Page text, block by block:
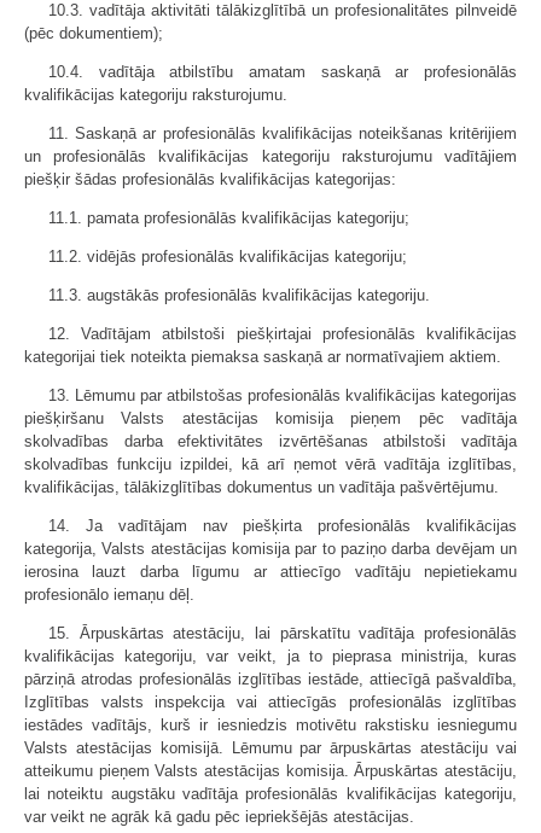
10.3. vadītāja aktivitāti tālākizglītībā un profesionalitātes pilnveidē
(pēc dokumentiem);
10.4. vadītāja atbilstību amatam saskaņā ar profesionālās
kvalifikācijas kategoriju raksturojumu.
11. Saskaņā ar profesionālās kvalifikācijas noteikšanas kritērijiem
un profesionālās kvalifikācijas kategoriju raksturojumu vadītājiem
piešķir šādas profesionālās kvalifikācijas kategorijas:
11.1. pamata profesionālās kvalifikācijas kategoriju;
11.2. vidējās profesionālās kvalifikācijas kategoriju;
11.3. augstākās profesionālās kvalifikācijas kategoriju.
12. Vadītājam atbilstoši piešķirtajai profesionālās kvalifikācijas
kategorijai tiek noteikta piemaksa saskaņā ar normatīvajiem aktiem.
13. Lēmumu par atbilstošas profesionālās kvalifikācijas kategorijas
piešķiršanu Valsts atestācijas komisija pieņem pēc vadītāja
skolvadības darba efektivitātes izvērtēšanas atbilstoši vadītāja
skolvadības funkciju izpildei, kā arī ņemot vērā vadītāja izglītības,
kvalifikācijas, tālākizglītības dokumentus un vadītāja pašvērtējumu.
14. Ja vadītājam nav piešķirta profesionālās kvalifikācijas
kategorija, Valsts atestācijas komisija par to paziņo darba devējam un
ierosina lauzt darba līgumu ar attiecīgo vadītāju nepietiekamu
profesionālo iemaņu dēļ.
15. Ārpuskārtas atestāciju, lai pārskatītu vadītāja profesionālās
kvalifikācijas kategoriju, var veikt, ja to pieprasa ministrija, kuras
pārziņā atrodas profesionālās izglītības iestāde, attiecīgā pašvaldība,
Izglītības valsts inspekcija vai attiecīgās profesionālās izglītības
iestādes vadītājs, kurš ir iesniedzis motivētu rakstisku iesniegumu
Valsts atestācijas komisijā. Lēmumu par ārpuskārtas atestāciju vai
atteikumu pieņem Valsts atestācijas komisija. Ārpuskārtas atestāciju,
lai noteiktu augstāku vadītāja profesionālās kvalifikācijas kategoriju,
var veikt ne agrāk kā gadu pēc iepriekšējās atestācijas.